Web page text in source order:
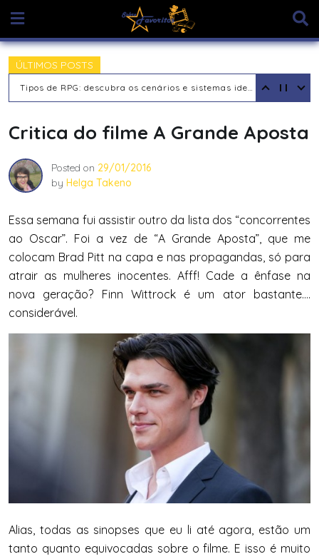
content
ÚLTIMOS POSTS
Tipos de RPG: descubra os cenários e sistemas ideais para sua aventura
Critica do filme A Grande Aposta
Posted on 29/01/2016
by Helga Takeno
Essa semana fui assistir outro da lista dos “concorrentes
ao Oscar”. Foi a vez de “A Grande Aposta”, que me
colocam Brad Pitt na capa e nas propagandas, só para
atrair as mulheres inocentes. Afff! Cade a ênfase na
nova geração? Finn Wittrock é um ator bastante….
considerável.
Alias, todas as sinopses que eu li até agora, estão um
tanto quanto equivocadas sobre o filme. E isso é muito